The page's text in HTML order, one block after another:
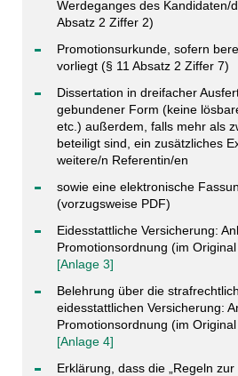
Werdeganges des Kandidaten/
Absatz 2 Ziffer 2)
Promotionsurkunde, sofern
vorliegt (§ 11 Absatz 2 Ziffer 7)
Dissertation in dreifacher
gebundener Form (keine
etc.) außerdem, falls mehr als
beteiligt sind, ein zusätzliches
weitere/n Referentin/en
sowie eine elektronische
(vorzugsweise PDF)
Eidesstattliche Versicherung:
Promotionsordnung (im
[Anlage 3]
Belehrung über die
eidesstattlichen Versicherung:
Promotionsordnung (im
[Anlage 4]
Erklärung, dass die „Regeln